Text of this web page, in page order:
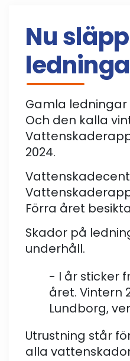
Nu
Gamla
Och den kalla
2024.
Förra året
Skador på
underhåll.
- I år sticker
året. Vintern
Lundborg,
Utrustning står
alla